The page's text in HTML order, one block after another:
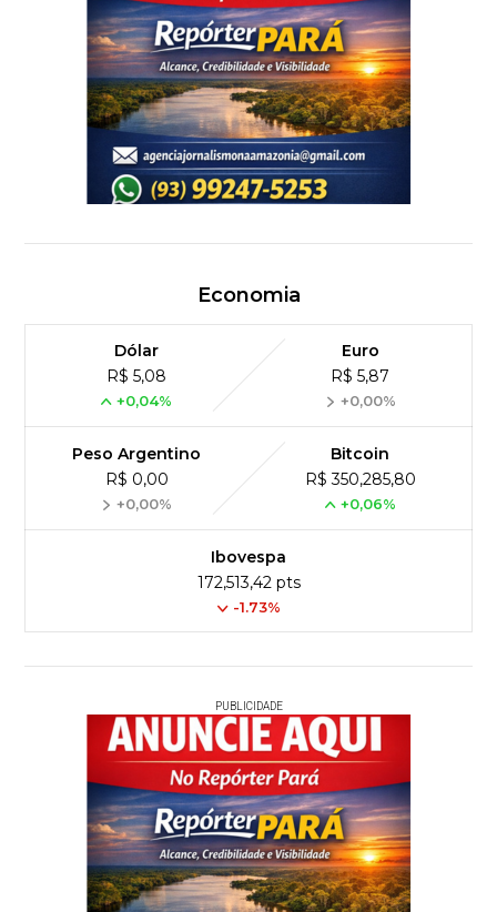
Economia
Dólar
R$ 5,08
+0,04%
Euro
R$ 5,87
+0,00%
Peso Argentino
R$ 0,00
+0,00%
Bitcoin
R$ 350,285,80
+0,06%
Ibovespa
172,513,42 pts
-1.73%
PUBLICIDADE